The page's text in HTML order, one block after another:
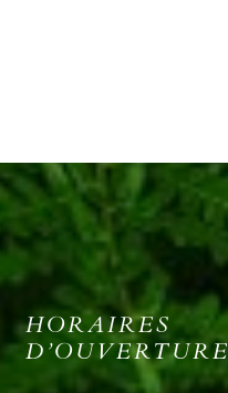
HORAIRES
D’OUVERTURE